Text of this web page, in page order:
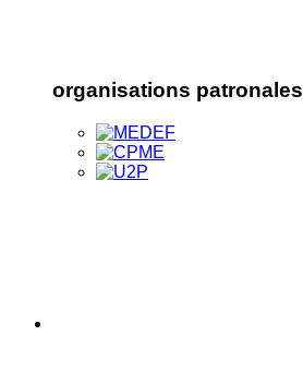
organisations patronales